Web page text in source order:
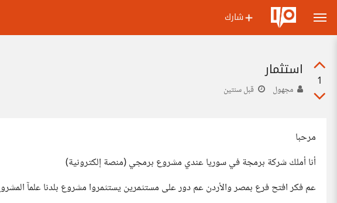
شارك
1
استثمار
مجهول قبل سنتين
مرحبا
أنا أملك شركة برمجة في سوريا عندي مشروع برمجي (منصة إلكترونية)
عم فكر افتح فرع بمصر والأردن عم دور على مستثمرين يستثمروا مشروع بلدنا علمآ